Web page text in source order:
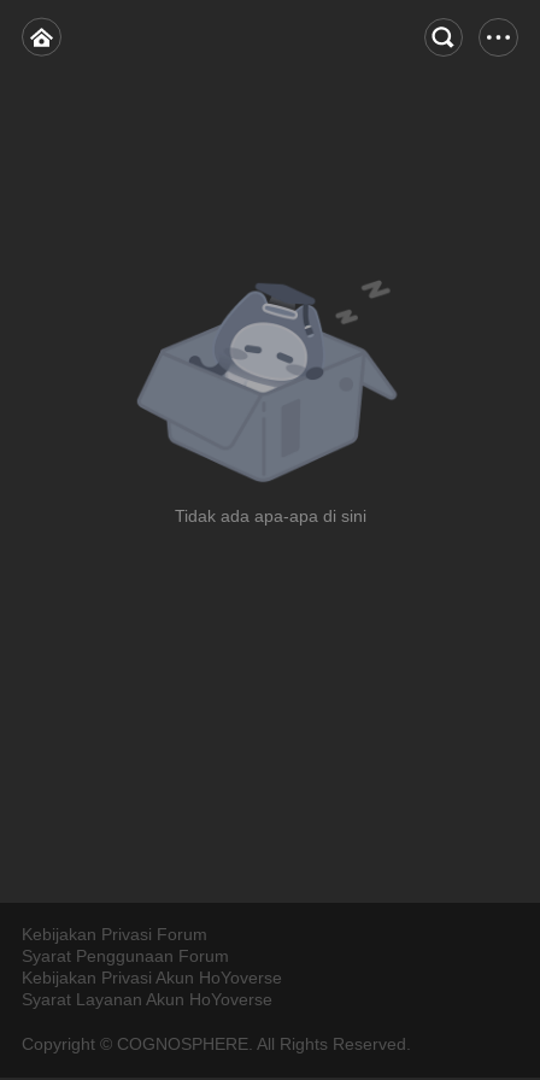
Tidak ada apa-apa di sini
Kebijakan Privasi Forum
Syarat Penggunaan Forum
Kebijakan Privasi Akun HoYoverse
Syarat Layanan Akun HoYoverse
Copyright © COGNOSPHERE. All Rights Reserved.